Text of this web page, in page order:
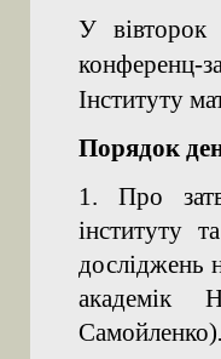
У
конференц-
Інституту
Порядок
1.
Про
інституту
досліджень
академік
Самойленко)